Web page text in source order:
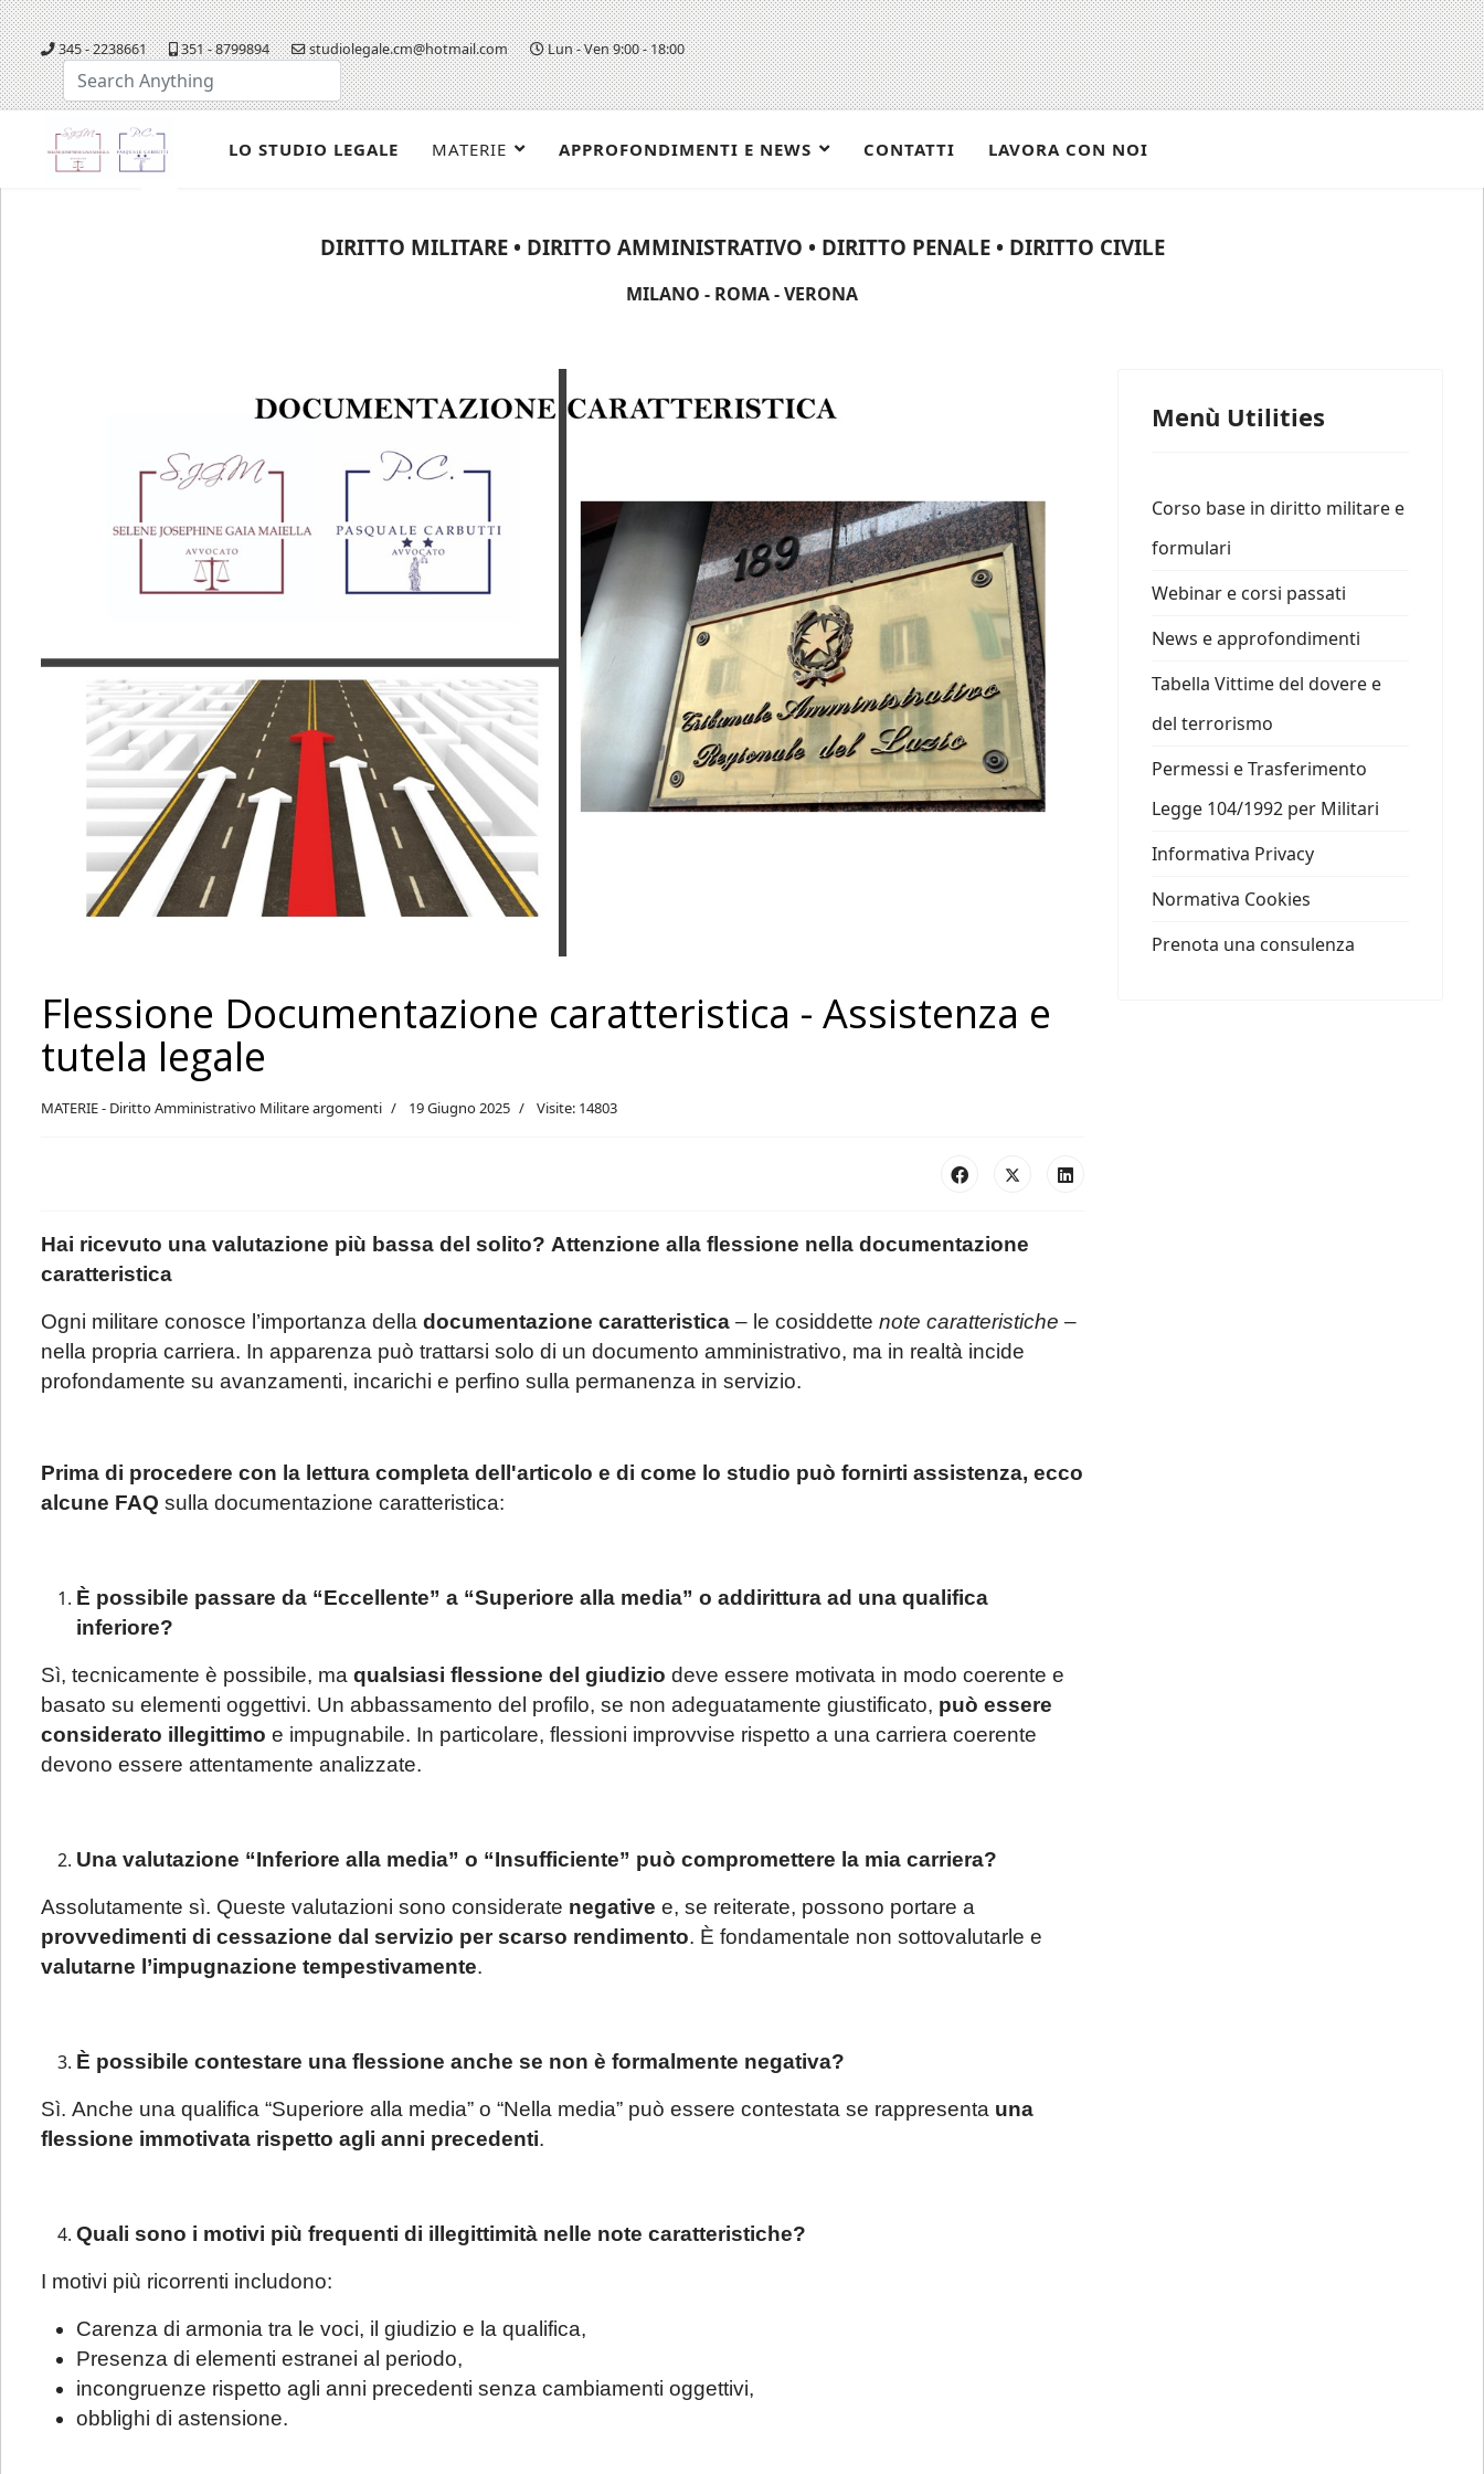
345 - 2238661 351 - 8799894 studiolegale.cm@hotmail.com Lun - Ven 9:00 - 18:00
Cerca...
LO STUDIO LEGALE MATERIE APPROFONDIMENTI E NEWS CONTATTI LAVORA CON NOI
DIRITTO MILITARE • DIRITTO AMMINISTRATIVO • DIRITTO PENALE • DIRITTO CIVILE
MILANO - ROMA - VERONA
Flessione Documentazione caratteristica - Assistenza e
tutela legale
MATERIE - Diritto Amministrativo Militare argomenti 19 Giugno 2025 Visite: 14803
Hai ricevuto una valutazione più bassa del solito? Attenzione alla flessione nella documentazione
caratteristica
Ogni militare conosce l’importanza della documentazione caratteristica – le cosiddette note caratteristiche –
nella propria carriera. In apparenza può trattarsi solo di un documento amministrativo, ma in realtà incide
profondamente su avanzamenti, incarichi e perfino sulla permanenza in servizio.
Prima di procedere con la lettura completa dell'articolo e di come lo studio può fornirti assistenza, ecco
alcune FAQ sulla documentazione caratteristica:
È possibile passare da “Eccellente” a “Superiore alla media” o addirittura ad una qualifica
inferiore?
Sì, tecnicamente è possibile, ma qualsiasi flessione del giudizio deve essere motivata in modo coerente e
basato su elementi oggettivi. Un abbassamento del profilo, se non adeguatamente giustificato, può essere
considerato illegittimo e impugnabile. In particolare, flessioni improvvise rispetto a una carriera coerente
devono essere attentamente analizzate.
Una valutazione “Inferiore alla media” o “Insufficiente” può compromettere la mia carriera?
Assolutamente sì. Queste valutazioni sono considerate negative e, se reiterate, possono portare a
provvedimenti di cessazione dal servizio per scarso rendimento. È fondamentale non sottovalutarle e
valutarne l’impugnazione tempestivamente.
È possibile contestare una flessione anche se non è formalmente negativa?
Sì. Anche una qualifica “Superiore alla media” o “Nella media” può essere contestata se rappresenta una
flessione immotivata rispetto agli anni precedenti.
Quali sono i motivi più frequenti di illegittimità nelle note caratteristiche?
I motivi più ricorrenti includono:
Carenza di armonia tra le voci, il giudizio e la qualifica,
Presenza di elementi estranei al periodo,
incongruenze rispetto agli anni precedenti senza cambiamenti oggettivi,
obblighi di astensione.
Menù Utilities
Corso base in diritto militare e
formulari
Webinar e corsi passati
News e approfondimenti
Tabella Vittime del dovere e
del terrorismo
Permessi e Trasferimento
Legge 104/1992 per Militari
Informativa Privacy
Normativa Cookies
Prenota una consulenza